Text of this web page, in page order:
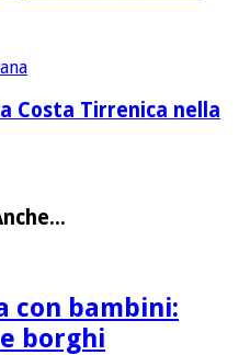
Costa Tirrenica nella
con bambini:
borghi